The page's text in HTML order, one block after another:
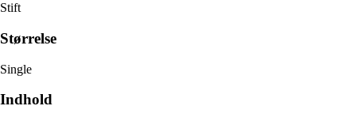
Stift
Størrelse
Single
Indhold